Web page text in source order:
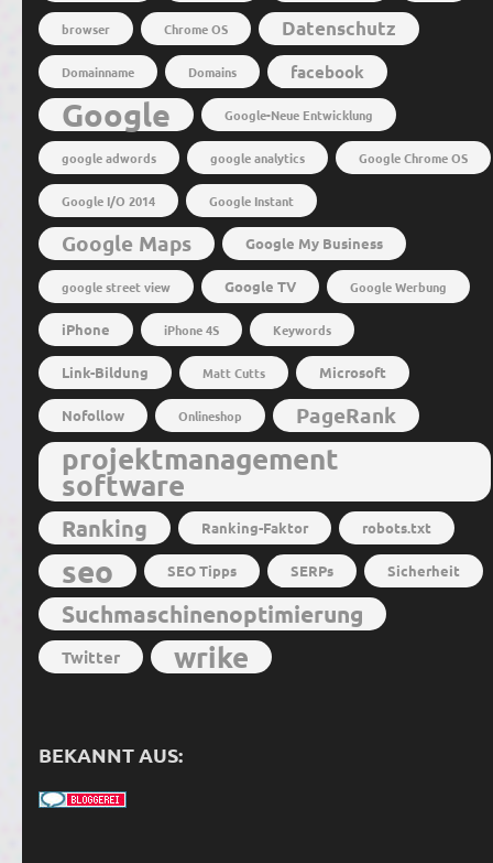
browser Chrome OS Datenschutz
Domainname Domains facebook
Google Google-Neue Entwicklung
google adwords google analytics Google Chrome OS
Google I/O 2014 Google Instant
Google Maps Google My Business
google street view Google TV Google Werbung
iPhone iPhone 4S Keywords
Link-Bildung Matt Cutts Microsoft
Nofollow Onlineshop PageRank
projektmanagement
software
Ranking Ranking-Faktor robots.txt
seo SEO Tipps SERPs Sicherheit
Suchmaschinenoptimierung
Twitter wrike
BEKANNT AUS: